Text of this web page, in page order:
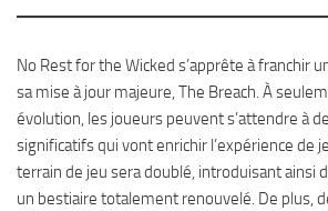
No Rest for the Wicked s’apprête à franchir
sa mise à jour majeure, The Breach. À
évolution, les joueurs peuvent s’attendre à
significatifs qui vont enrichir l’expérience de
terrain de jeu sera doublé, introduisant ainsi
un bestiaire totalement renouvelé. De plus,